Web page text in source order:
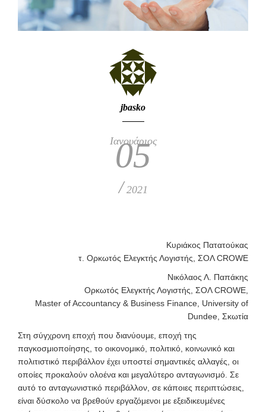
jbasko
Ιανουάριος
05
/2021
Κυριάκος Πατατούκας
τ. Ορκωτός Ελεγκτής Λογιστής, ΣΟΛ CROWE
Νικόλαος Λ. Παπάκης
Ορκωτός Ελεγκτής Λογιστής, ΣΟΛ CROWE,
Master of Accountancy & Business Finance, University of
Dundee, Σκωτία
Στη σύγχρονη εποχή που διανύουμε, εποχή της
παγκοσμιοποίησης, το οικονομικό, πολιτικό, κοινωνικό και
πολιτιστικό περιβάλλον έχει υποστεί σημαντικές αλλαγές, οι
οποίες προκαλούν ολοένα και μεγαλύτερο ανταγωνισμό. Σε
αυτό το ανταγωνιστικό περιβάλλον, σε κάποιες περιπτώσεις,
είναι δύσκολο να βρεθούν εργαζόμενοι με εξειδικευμένες